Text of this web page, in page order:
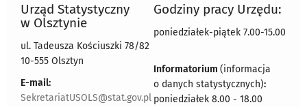
Urząd Statystyczny
w Olsztynie
ul. Tadeusza Kościuszki 78/82
10-555 Olsztyn
E-mail:
SekretariatUSOLS@stat.gov.pl
Godziny pracy Urzędu:
poniedziałek-piątek 7.00-15.00
Informatorium (informacja
o danych statystycznych):
poniedziałek 8.00 - 18.00